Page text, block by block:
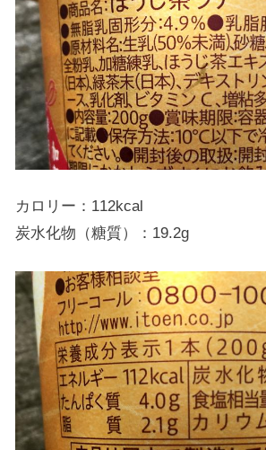
カロリー：112kcal
炭水化物（糖質）：19.2g